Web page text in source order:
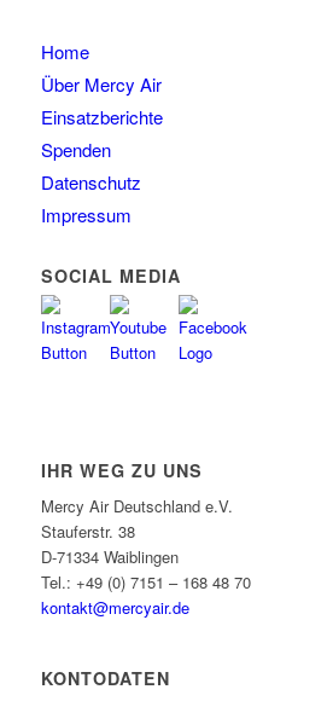
Home
Über Mercy Air
Einsatzberichte
Spenden
Datenschutz
Impressum
SOCIAL MEDIA
IHR WEG ZU UNS
Mercy Air Deutschland e.V.
Stauferstr. 38
D-71334 Waiblingen
Tel.: +49 (0) 7151 – 168 48 70
kontakt@mercyair.de
KONTODATEN